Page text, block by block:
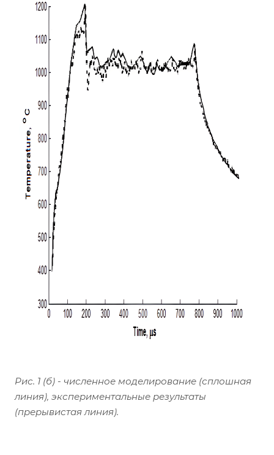
Рис. 1 (б) - численное моделирование (сплошная
линия), экспериментальные результаты
(прерывистая линия).